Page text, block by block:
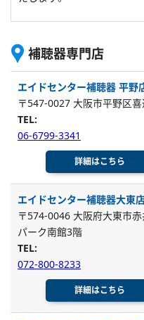
補聴器専門店
エイドセンター補聴器 平野
〒547-0027 大阪市平野区喜
TEL:
06-6799-3341
詳細はこちら
エイドセンター補聴器大東
〒574-0046 大阪府大東市
パーク南館3階
TEL:
072-800-8233
詳細はこちら